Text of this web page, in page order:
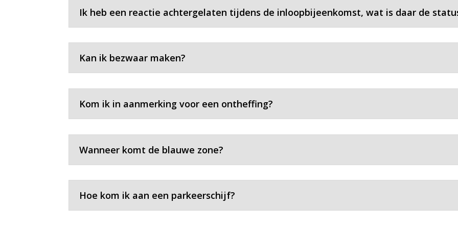
Ik heb een reactie achtergelaten tijdens de inloopbijeenkomst, wat is daar de
Kan ik bezwaar maken?
Kom ik in aanmerking voor een ontheffing?
Wanneer komt de blauwe zone?
Hoe kom ik aan een parkeerschijf?